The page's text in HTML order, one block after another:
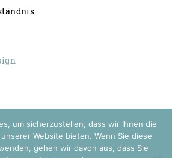
um sicherzustellen, dass wir Ihnen die
Website bieten. Wenn Sie diese
gehen wir davon aus, dass Sie